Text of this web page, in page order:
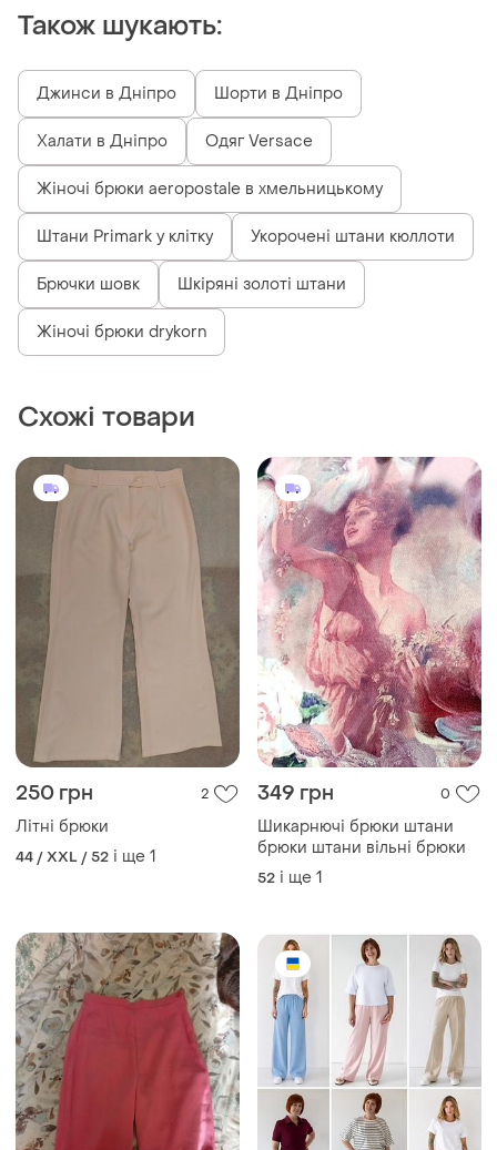
Також шукають:
Джинси в Дніпро Шорти в Дніпро
Халати в Дніпро Одяг Versace
Жіночі брюки aeropostale в хмельницькому
Штани Primark у клітку Укорочені штани кюллоти
Брючки шовк Шкіряні золоті штани
Жіночі брюки drykorn
Схожі товари
250 грн 2
Літні брюки
44 / XXL / 52 і ще 1
349 грн 0
Шикарнючі брюки штани
брюки штани вільні брюки
52 і ще 1